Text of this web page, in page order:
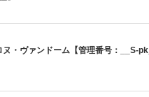
ヌ・ヴァンドーム【管理番号：__S-pk_